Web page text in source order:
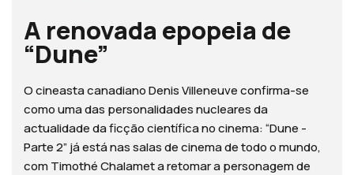
A renovada epopeia de
“Dune”
O cineasta canadiano Denis Villeneuve confirma-se
como uma das personalidades nucleares da
actualidade da ficção científica no cinema: “Dune -
Parte 2” já está nas salas de cinema de todo o mundo,
com Timothé Chalamet a retomar a personagem de